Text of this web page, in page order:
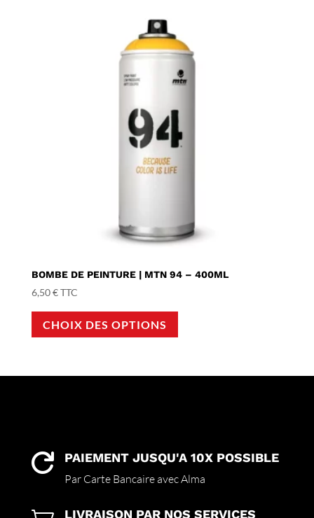
BOMBE DE PEINTURE | MTN 94 – 400ML
6,50€TTC
CHOIX DES OPTIONS
a
choisies
la
 PAIEMENT JUSQU'A 10X POSSIBLE
Par Carte Bancaire avec Alma
LIVRAISON PAR NOS SERVICES